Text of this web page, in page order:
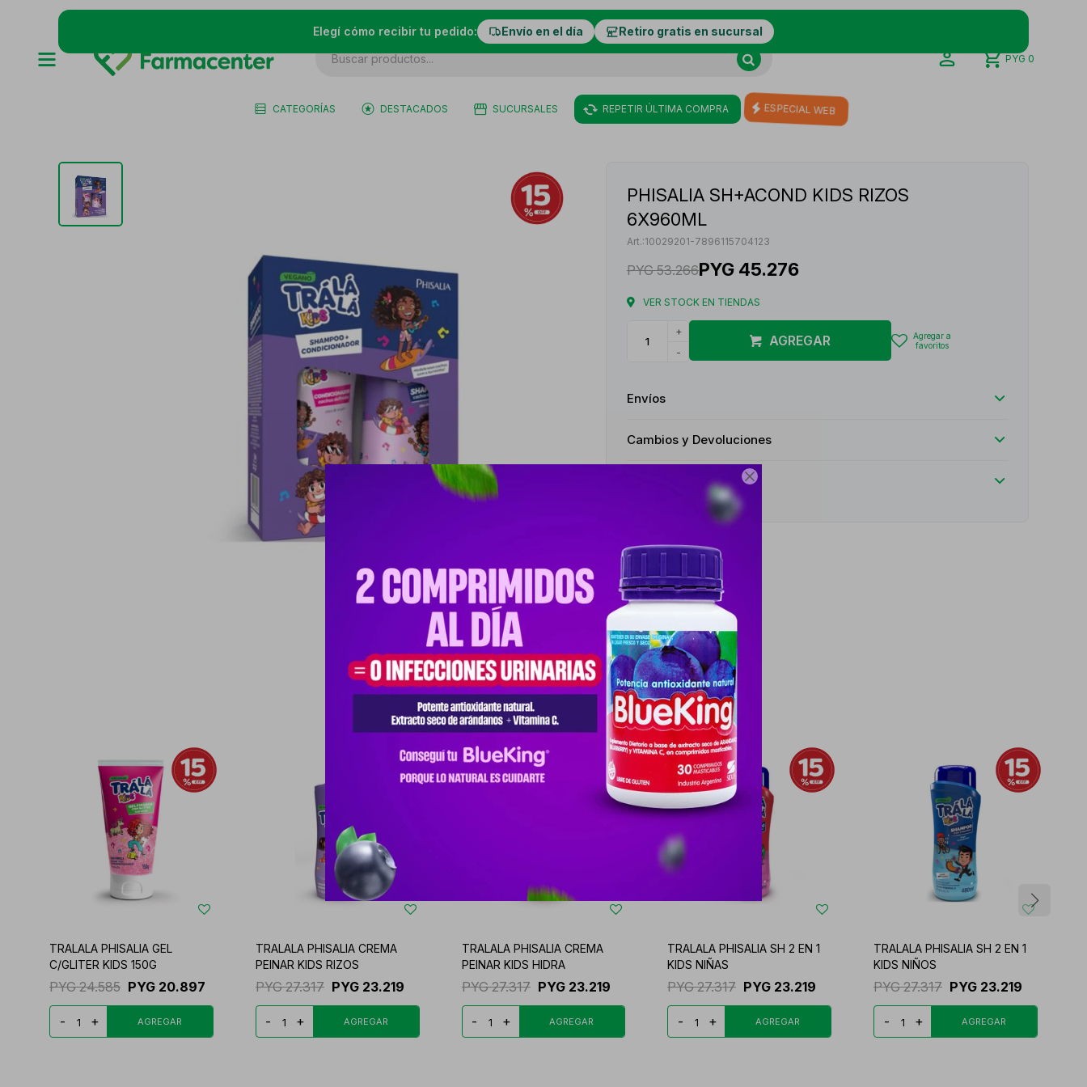

Elegí cómo recibir tu pedido: Envío en el día Retiro gratis en sucursal
CATEGORÍAS DESTACADOS SUCURSALES REPETIR ÚLTIMA COMPRA ESPECIAL WEB
PYG 0
PHISALIA SH+ACOND KIDS RIZOS
6X960ML
10029201-7896115704123
PYG 53.266PYG 45.276
VER STOCK EN TIENDAS
+
-
AGREGAR
Envíos
Cambios y Devoluciones
Medios de pago
Productos que te pueden interesar
TRALALA PHISALIA GEL
C/GLITER KIDS 150G
PYG 24.585 PYG 20.897
- +
TRALALA PHISALIA CREMA
PEINAR KIDS RIZOS
PYG 27.317 PYG 23.219
- +
TRALALA PHISALIA CREMA
PEINAR KIDS HIDRA
PYG 27.317 PYG 23.219
- +
TRALALA PHISALIA SH 2 EN 1
KIDS NIÑAS
PYG 27.317 PYG 23.219
- +
TRALALA PHISALIA SH 2 EN 1
KIDS NIÑOS
PYG 27.317 PYG 23.219
- +